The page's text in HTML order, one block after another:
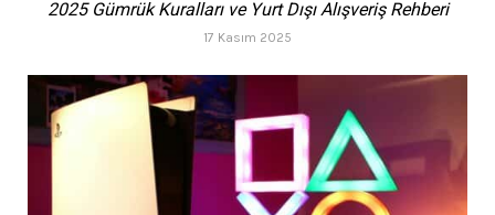
2025 Gümrük Kuralları ve Yurt Dışı Alışveriş Rehberi
17 Kasım 2025